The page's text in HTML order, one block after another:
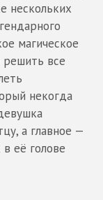
нескольких
магическое
все
некогда
а главное —
в её голове